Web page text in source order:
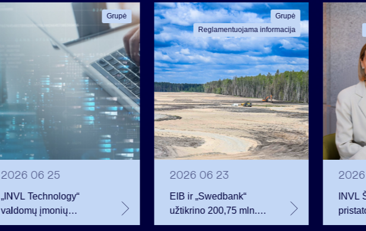
Grupė
2026 06 25
„INVL Technology“
valdomų įmonių
darbuotojai realizavo
Grupė
Reglamentuojama informacija
2026 06 23
EIB ir „Swedbank“
užtikrino 200,75 mln.
eurų finansavimą
INVL